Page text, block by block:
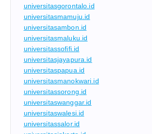
universitasgorontalo.id
universitasmamuju.id
universitasambon.id
universitasmaluku.id
universitassofifi.id
universitasjayapura.id
universitaspapua.id
universitasmanokwari.id
universitassorong.id
universitaswanggar.id
universitaswalesi.id
universitassalor.id